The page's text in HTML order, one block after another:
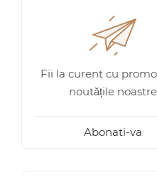
Fii la curent cu
noutățile noastre
Abonati-va